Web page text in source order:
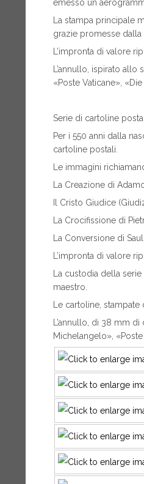
emesso un
La stampa principale
grazie promesse dalla
L’impronta di valore
L’annullo, ispirato allo
«Poste Vaticane»,
Serie di cartoline
Per i 550 anni dalla
cartoline postali.
Le immagini
La Creazione di
Il Cristo Giudice
La Crocifissione di
La Conversione di
L’impronta di valore
La custodia della
maestro.
Le cartoline, stampate
L’annullo, di 38 mm
Michelangelo», «Poste